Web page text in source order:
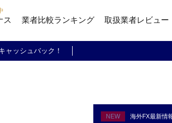
ス 業者比較ランキング 取扱業者レビュー
ャッシュバック！
NEW 海外FX最新情